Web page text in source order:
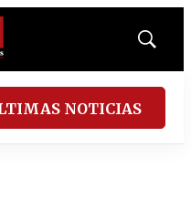
Mostrar
NOTICIAS